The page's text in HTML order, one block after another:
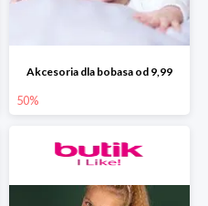
Akcesoria dla bobasa od 9,99
50%